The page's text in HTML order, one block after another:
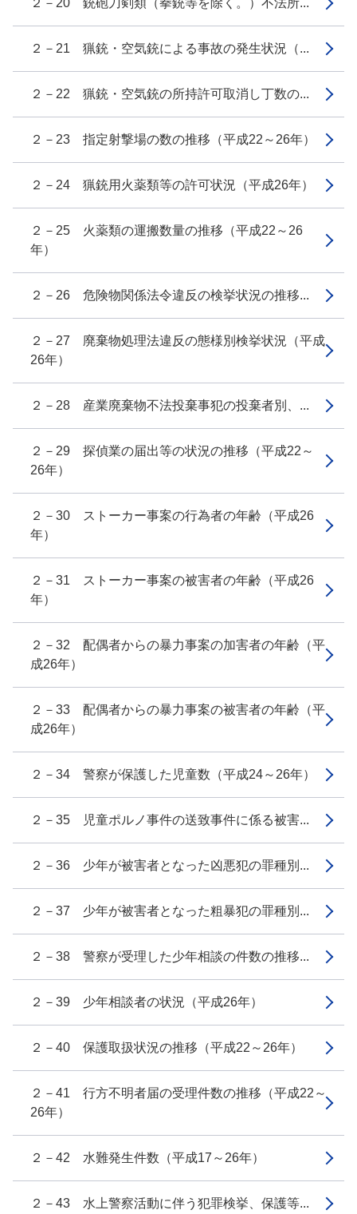
２－20 銃砲刀剣類（拳銃等を除く。）不法所...
２－21 猟銃・空気銃による事故の発生状況（...
２－22 猟銃・空気銃の所持許可取消し丁数の...
２－23 指定射撃場の数の推移（平成22～26年）
２－24 猟銃用火薬類等の許可状況（平成26年）
２－25 火薬類の運搬数量の推移（平成22～26
年）
２－26 危険物関係法令違反の検挙状況の推移...
２－27 廃棄物処理法違反の態様別検挙状況（平成
26年）
２－28 産業廃棄物不法投棄事犯の投棄者別、...
２－29 探偵業の届出等の状況の推移（平成22～
26年）
２－30 ストーカー事案の行為者の年齢（平成26
年）
２－31 ストーカー事案の被害者の年齢（平成26
年）
２－32 配偶者からの暴力事案の加害者の年齢（平
成26年）
２－33 配偶者からの暴力事案の被害者の年齢（平
成26年）
２－34 警察が保護した児童数（平成24～26年）
２－35 児童ポルノ事件の送致事件に係る被害...
２－36 少年が被害者となった凶悪犯の罪種別...
２－37 少年が被害者となった粗暴犯の罪種別...
２－38 警察が受理した少年相談の件数の推移...
２－39 少年相談者の状況（平成26年）
２－40 保護取扱状況の推移（平成22～26年）
２－41 行方不明者届の受理件数の推移（平成22～
26年）
２－42 水難発生件数（平成17～26年）
２－43 水上警察活動に伴う犯罪検挙、保護等...